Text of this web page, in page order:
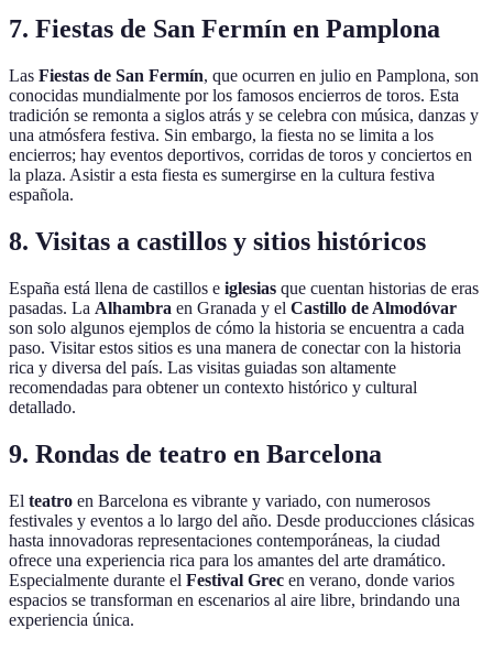
7. Fiestas de San Fermín en Pamplona
Las Fiestas de San Fermín, que ocurren en julio en Pamplona, son
conocidas mundialmente por los famosos encierros de toros. Esta
tradición se remonta a siglos atrás y se celebra con música, danzas y
una atmósfera festiva. Sin embargo, la fiesta no se limita a los
encierros; hay eventos deportivos, corridas de toros y conciertos en
la plaza. Asistir a esta fiesta es sumergirse en la cultura festiva
española.
8. Visitas a castillos y sitios históricos
España está llena de castillos e iglesias que cuentan historias de eras
pasadas. La Alhambra en Granada y el Castillo de Almodóvar
son solo algunos ejemplos de cómo la historia se encuentra a cada
paso. Visitar estos sitios es una manera de conectar con la historia
rica y diversa del país. Las visitas guiadas son altamente
recomendadas para obtener un contexto histórico y cultural
detallado.
9. Rondas de teatro en Barcelona
El teatro en Barcelona es vibrante y variado, con numerosos
festivales y eventos a lo largo del año. Desde producciones clásicas
hasta innovadoras representaciones contemporáneas, la ciudad
ofrece una experiencia rica para los amantes del arte dramático.
Especialmente durante el Festival Grec en verano, donde varios
espacios se transforman en escenarios al aire libre, brindando una
experiencia única.